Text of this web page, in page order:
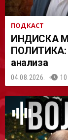
ПОДКАСТ
ИНДИСКА
ПОЛИТИКА:
анализа
04.08.2026.